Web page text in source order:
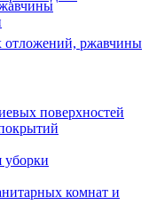
отложений, ржавчины
поверхностей
уборки
комнат и